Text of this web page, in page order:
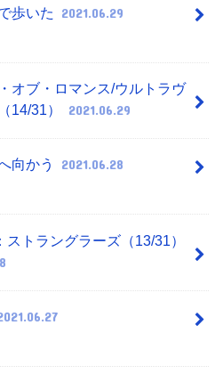
歩いた 2021.06.29
オブ・ロマンス/ウルトラヴ
14/31）
2021.06.29
向かう 2021.06.28
ストラングラーズ（13/31）